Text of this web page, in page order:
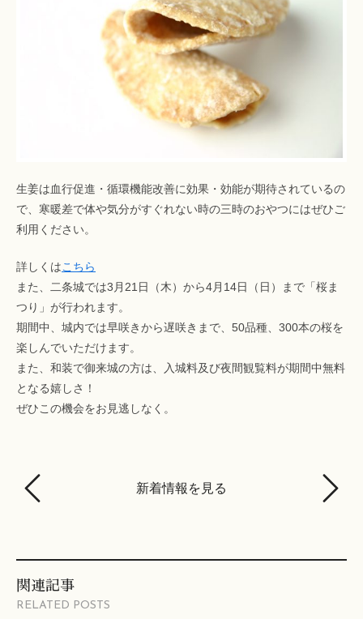
生姜は血行促進・循環機能改善に効果・効能が期待されているの
で、寒暖差で体や気分がすぐれない時の三時のおやつにはぜひご
利用ください。
詳しくはこちら
また、二条城では3月21日（木）から4月14日（日）まで「桜ま
つり」が行われます。
期間中、城内では早咲きから遅咲きまで、50品種、300本の桜を
楽しんでいただけます。
また、和装で御来城の方は、入城料及び夜間観覧料が期間中無料
となる嬉しさ！
ぜひこの機会をお見逃しなく。
新着情報を見る
関連記事
RELATED POSTS